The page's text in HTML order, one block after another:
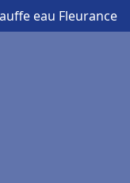
eau Fleurance